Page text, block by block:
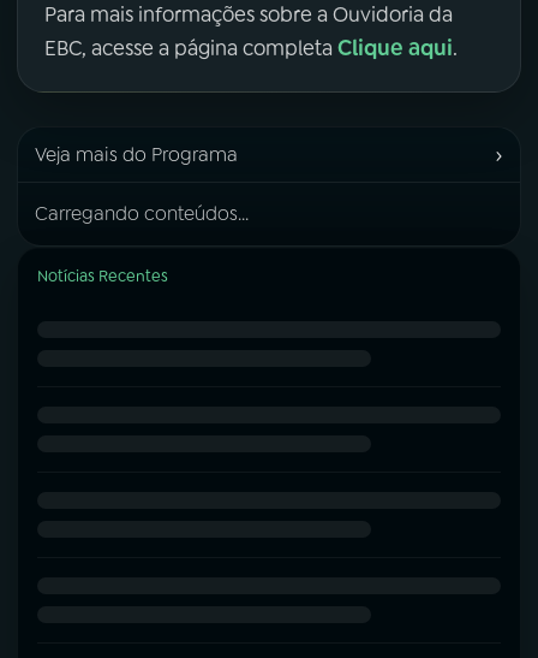
Para mais informações sobre a Ouvidoria da
EBC, acesse a página completa Clique aqui.
Veja mais do Programa ›
Carregando conteúdos...
Notícias Recentes